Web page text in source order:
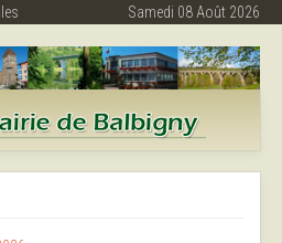
Samedi 08 Août 2026